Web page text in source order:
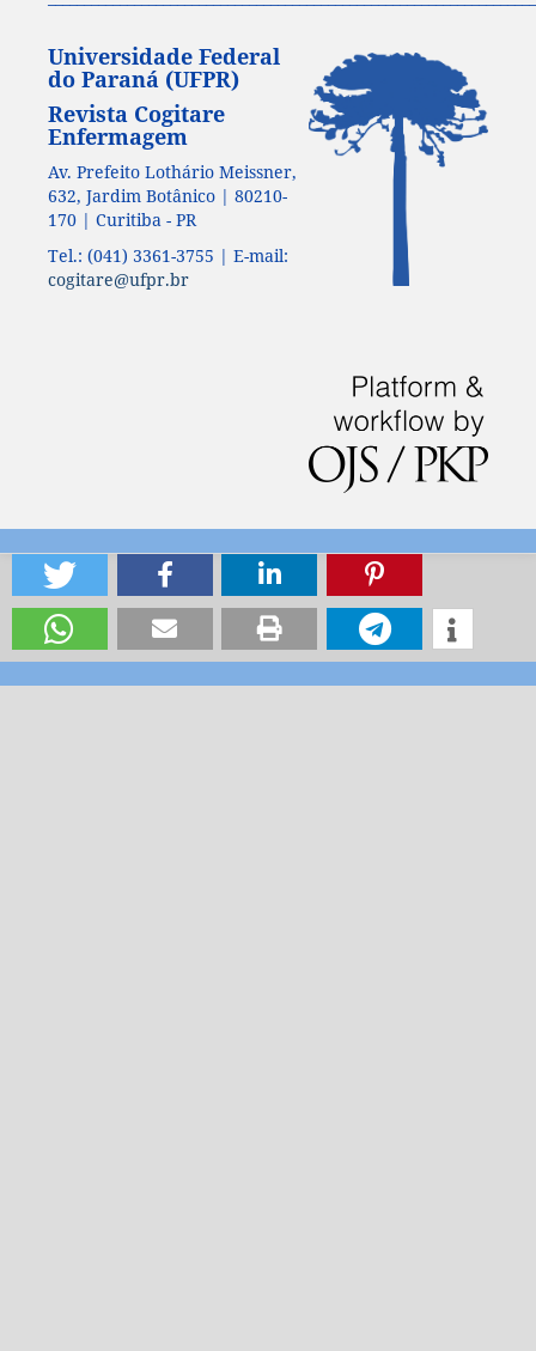
Universidade Federal
do Paraná (UFPR)
Revista Cogitare
Enfermagem
Av. Prefeito Lothário Meissner,
632, Jardim Botânico | 80210-
170 | Curitiba - PR
Tel.: (041) 3361-3755 | E-mail:
cogitare@ufpr.br